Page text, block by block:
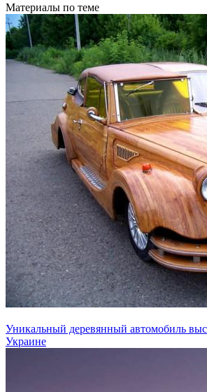
Материалы по теме
Уникальный деревянный автомобиль
Украине